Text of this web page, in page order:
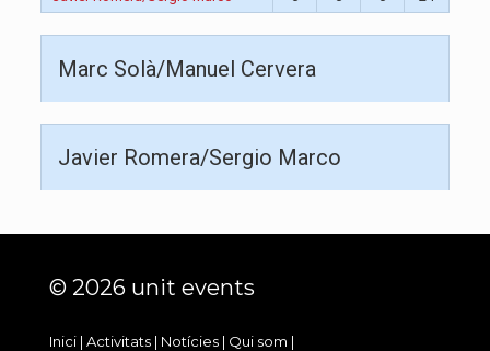
Marc Solà/Manuel Cervera
Javier Romera/Sergio Marco
© 2026 unit events
Inici | Activitats | Notícies | Qui som |